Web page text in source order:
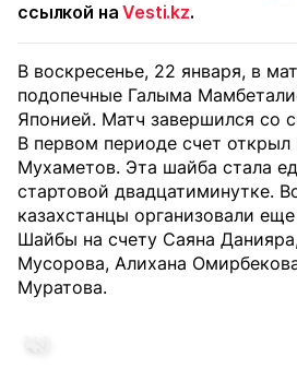
ссылкой наVesti.kz.
В воскресенье, 22 января, в
подопечные Галыма
Японией. Матч завершился со
В первом периоде счет
Мухаметов. Эта шайба стала
стартовой двадцатиминутке.
казахстанцы организовали
Шайбы на счету Саяна
Мусорова, Алихана
Муратова.